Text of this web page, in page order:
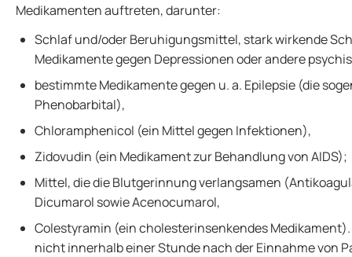
Medikamenten auftreten, darunter:
Schlaf und/oder Beruhigungsmittel, stark wirkende
Medikamente gegen Depressionen oder andere
bestimmte Medikamente gegen u. a. Epilepsie (die
Phenobarbital),
Chloramphenicol (ein Mittel gegen Infektionen),
Zidovudin (ein Medikament zur Behandlung von AIDS);
Mittel, die die Blutgerinnung verlangsamen
Dicumarol sowie Acenocumarol,
Colestyramin (ein cholesterinsenkendes
nicht innerhalb einer Stunde nach der Einnahme von